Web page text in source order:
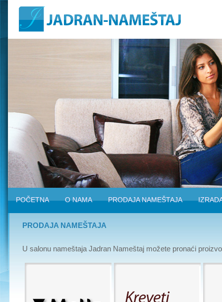
POČETNA O NAMA PRODAJA NAMEŠTAJA
PRODAJA NAMEŠTAJA
U salonu nameštaja Jadran Nameštaj možete pronaći